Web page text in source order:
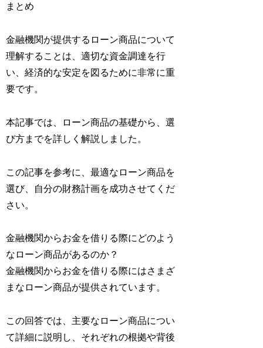
まとめ
金融機関が提供するローン商品について
理解することは、適切な資金調達を行
い、経済的な安定を図るために非常に重
要です。
本記事では、ローン商品の基礎から、選
び方までを詳しく解説しました。
この記事を参考に、最適なローン商品を
選び、自分の財務計画を成功させてくだ
さい。
金融機関からお金を借りる際にどのよう
なローン商品があるのか？
金融機関からお金を借りる際にはさまざ
まなローン商品が提供されています。
この回答では、主要なローン商品につい
て詳細に説明し、それぞれの根拠や背後